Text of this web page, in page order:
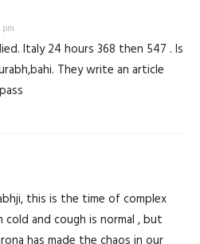
pm
Italy 24 hours 368 then 547 . Is
They write an article
this is the time of complex
cold and cough is normal , but
has made the chaos in our